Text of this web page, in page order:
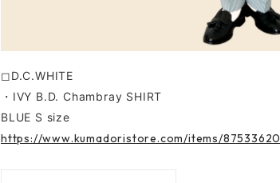
◻︎D.C.WHITE
・IVY B.D. Chambray SHIRT
BLUE S size
https://www.kumadoristore.com/items/87533620